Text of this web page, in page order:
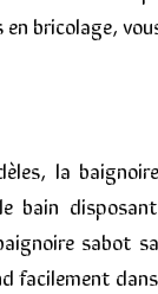
bricolage,
la
bain
sabot